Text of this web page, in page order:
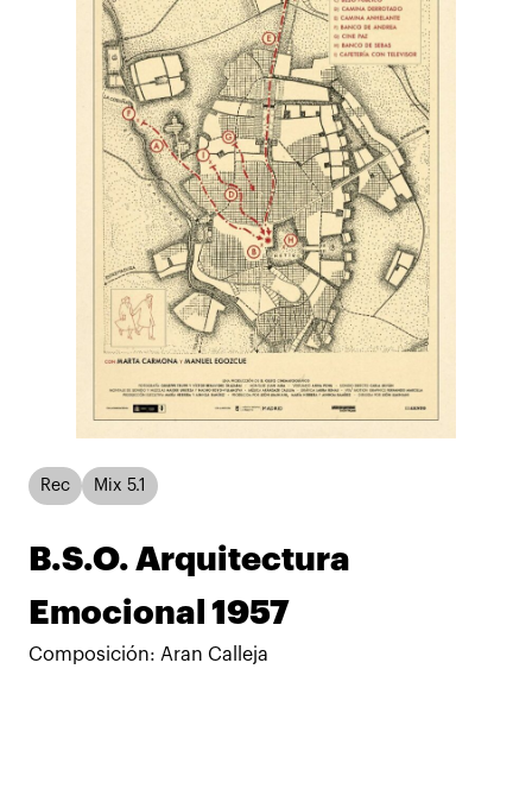
Rec Mix 5.1
B.S.O. Arquitectura
Emocional 1957
Composición: Aran Calleja